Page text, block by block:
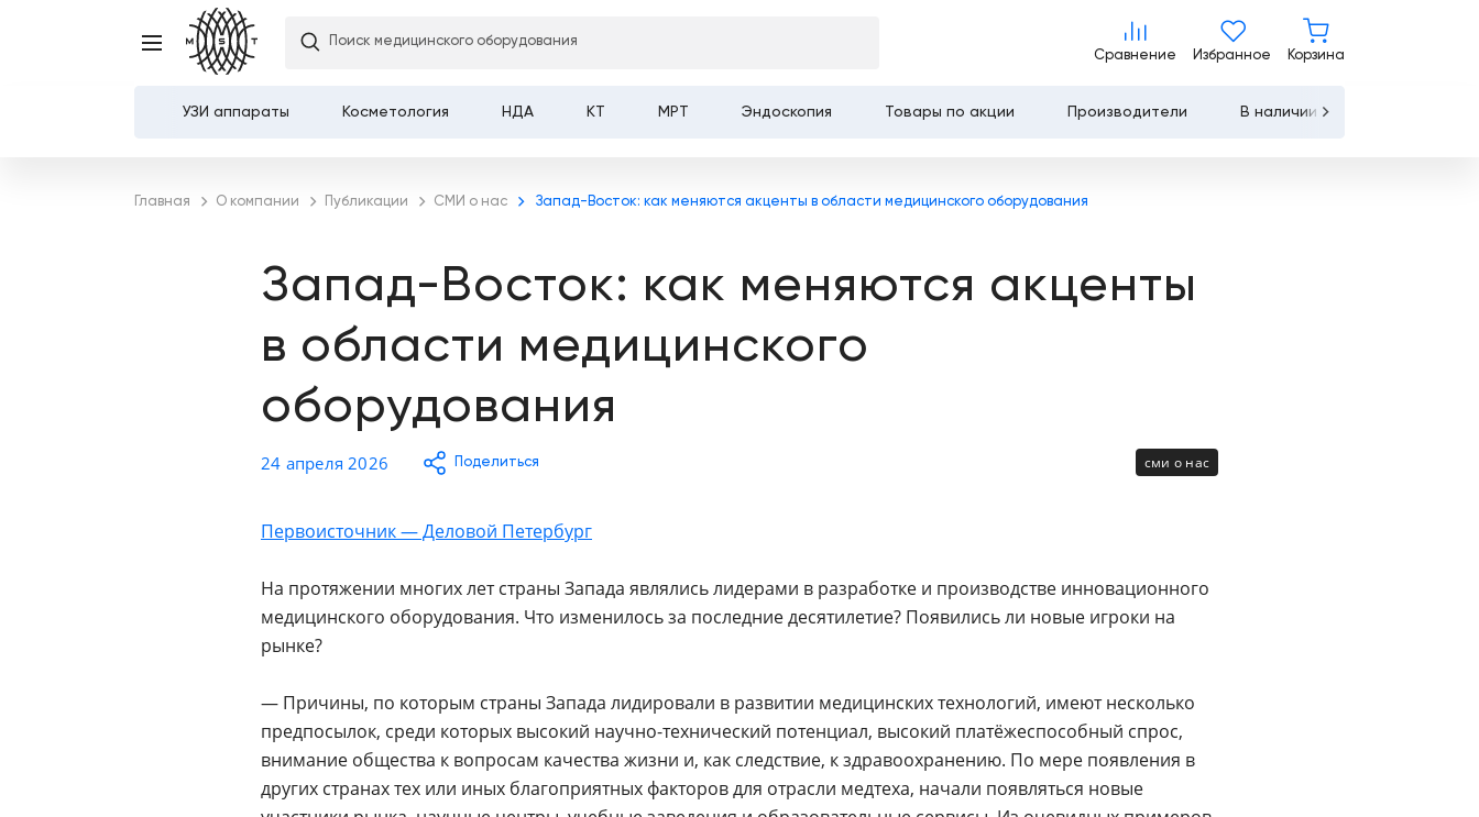
Поиск медицинского оборудования
Сравнение
Сравнение
Избранное Корзина
УЗИ аппараты Косметология НДА КТ МРТ Эндоскопия Товары по акции Производители В наличии
Главная О компании Публикации СМИ о нас Запад-Восток: как меняются акценты в области медицинского оборудования
Запад-Восток: как меняются акценты
в области медицинского
оборудования
24 апреля 2026 Поделиться сми о нас
Первоисточник — Деловой Петербург
На протяжении многих лет страны Запада являлись лидерами в разработке и производстве инновационного
медицинского оборудования. Что изменилось за последние десятилетие? Появились ли новые игроки на
рынке?
— Причины, по которым страны Запада лидировали в развитии медицинских технологий, имеют несколько
предпосылок, среди которых высокий научно-технический потенциал, высокий платёжеспособный спрос,
внимание общества к вопросам качества жизни и, как следствие, к здравоохранению. По мере появления в
других странах тех или иных благоприятных факторов для отрасли медтеха, начали появляться новые